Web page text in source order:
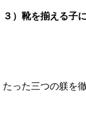
３）靴を揃える子
たった三つの躾を